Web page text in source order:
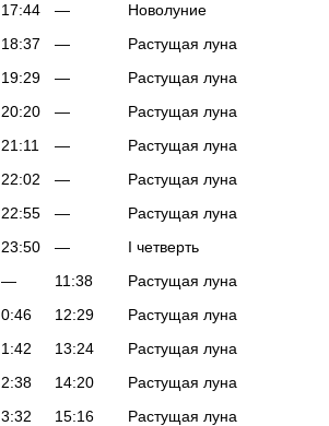
17:44 —
Новолуние
18:37 —
Растущая луна
19:29 —
Растущая луна
20:20 —
Растущая луна
21:11 —
Растущая луна
22:02 —
Растущая луна
22:55 —
Растущая луна
23:50 —
I четверть
— 11:38
Растущая луна
0:46 12:29
Растущая луна
1:42 13:24
Растущая луна
2:38 14:20
Растущая луна
3:32 15:16 Растущая луна